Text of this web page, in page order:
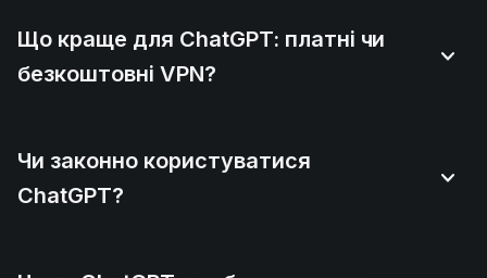
Що краще для ChatGPT: платні чи
безкоштовні VPN?
Чи законно користуватися
ChatGPT?